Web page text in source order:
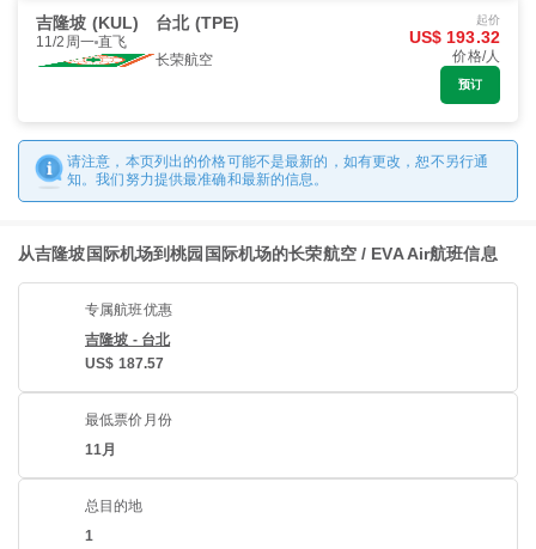
吉隆坡 (KUL) 台北 (TPE)
11/2周一 直飞
长荣航空
起价
US$ 193.32
价格/人
预订
请注意，本页列出的价格可能不是最新的，如有更改，恕不另行通
知。我们努力提供最准确和最新的信息。
从吉隆坡国际机场到桃园国际机场的长荣航空 / EVA Air航班信息
专属航班优惠
吉隆坡 - 台北
US$ 187.57
最低票价月份
11月
总目的地
1